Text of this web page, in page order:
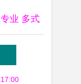
业 多式
哪里